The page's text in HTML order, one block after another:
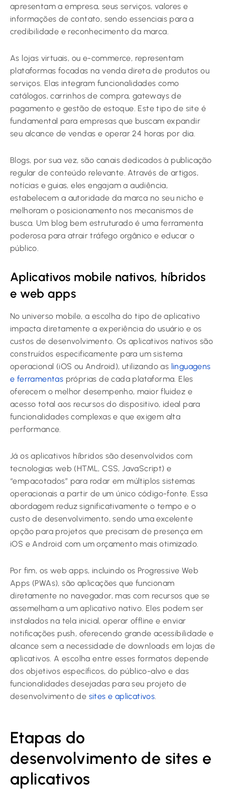
apresentam a empresa, seus serviços, valores e
informações de contato, sendo essenciais para a
credibilidade e reconhecimento da marca.
As lojas virtuais, ou e-commerce, representam
plataformas focadas na venda direta de produtos ou
serviços. Elas integram funcionalidades como
catálogos, carrinhos de compra, gateways de
pagamento e gestão de estoque. Este tipo de site é
fundamental para empresas que buscam expandir
seu alcance de vendas e operar 24 horas por dia.
Blogs, por sua vez, são canais dedicados à publicação
regular de conteúdo relevante. Através de artigos,
notícias e guias, eles engajam a audiência,
estabelecem a autoridade da marca no seu nicho e
melhoram o posicionamento nos mecanismos de
busca. Um blog bem estruturado é uma ferramenta
poderosa para atrair tráfego orgânico e educar o
público.
Aplicativos mobile nativos, híbridos
e web apps
No universo mobile, a escolha do tipo de aplicativo
impacta diretamente a experiência do usuário e os
custos de desenvolvimento. Os aplicativos nativos são
construídos especificamente para um sistema
operacional (iOS ou Android), utilizando as linguagens
e ferramentas próprias de cada plataforma. Eles
oferecem o melhor desempenho, maior fluidez e
acesso total aos recursos do dispositivo, ideal para
funcionalidades complexas e que exigem alta
performance.
Já os aplicativos híbridos são desenvolvidos com
tecnologias web (HTML, CSS, JavaScript) e
“empacotados” para rodar em múltiplos sistemas
operacionais a partir de um único código-fonte. Essa
abordagem reduz significativamente o tempo e o
custo de desenvolvimento, sendo uma excelente
opção para projetos que precisam de presença em
iOS e Android com um orçamento mais otimizado.
Por fim, os web apps, incluindo os Progressive Web
Apps (PWAs), são aplicações que funcionam
diretamente no navegador, mas com recursos que se
assemelham a um aplicativo nativo. Eles podem ser
instalados na tela inicial, operar offline e enviar
notificações push, oferecendo grande acessibilidade e
alcance sem a necessidade de downloads em lojas de
aplicativos. A escolha entre esses formatos depende
dos objetivos específicos, do público-alvo e das
funcionalidades desejadas para seu projeto de
desenvolvimento de sites e aplicativos
Etapas do
desenvolvimento de sites e
aplicativos